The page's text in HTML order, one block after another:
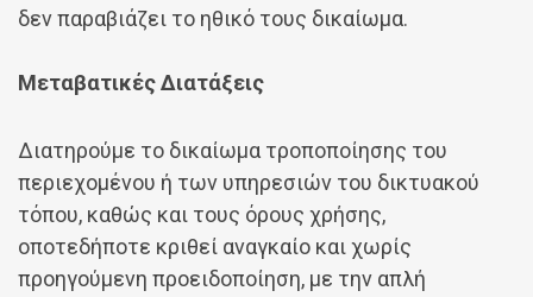
δεν παραβιάζει το ηθικό τους δικαίωμα.
Μεταβατικές Διατάξεις
Διατηρούμε το δικαίωμα τροποποίησης του
περιεχομένου ή των υπηρεσιών του δικτυακού
τόπου, καθώς και τους όρους χρήσης,
οποτεδήποτε κριθεί αναγκαίο και χωρίς
προηγούμενη προειδοποίηση, με την απλή